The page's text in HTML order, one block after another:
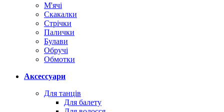
М'ячі
Скакалки
Стрічки
Палички
Булави
Обручі
Обмотки
Аксессуари
Для танців
Для балету